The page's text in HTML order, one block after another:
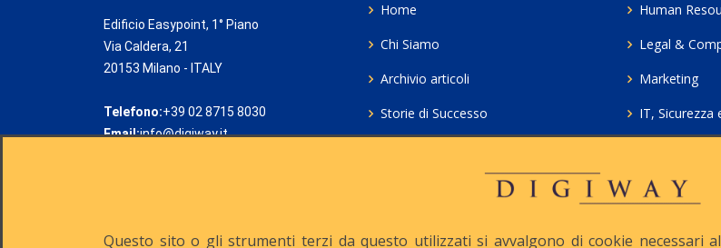
Edificio Easypoint, 1° Piano
Via Caldera, 21
20153 Milano - ITALY
Telefono:+39 02 8715 8030
Email:info@digiway.it
Home
Chi Siamo
Archivio articoli
Storie di Successo
Human
Legal &
Marketing
IT,
Consulenza
Questo sito o gli strumenti terzi da questo utilizzati si avvalgono di cookie necessari